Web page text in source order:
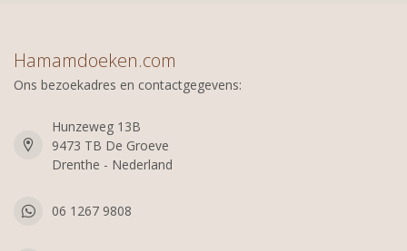
Hamamdoeken.com
Ons bezoekadres en contactgegevens:
Hunzeweg 13B
9473 TB De Groeve
Drenthe - Nederland
06 1267 9808